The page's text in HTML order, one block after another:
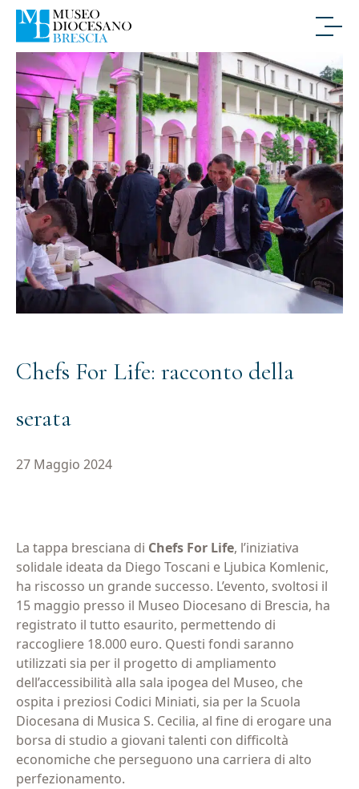
Chefs For Life: racconto della
serata
27 Maggio 2024
La tappa bresciana di Chefs For Life, l’iniziativa
solidale ideata da Diego Toscani e Ljubica Komlenic,
ha riscosso un grande successo. L’evento, svoltosi il
15 maggio presso il Museo Diocesano di Brescia, ha
registrato il tutto esaurito, permettendo di
raccogliere 18.000 euro. Questi fondi saranno
utilizzati sia per il progetto di ampliamento
dell’accessibilità alla sala ipogea del Museo, che
ospita i preziosi Codici Miniati, sia per la Scuola
Diocesana di Musica S. Cecilia, al fine di erogare una
borsa di studio a giovani talenti con difficoltà
economiche che perseguono una carriera di alto
perfezionamento.